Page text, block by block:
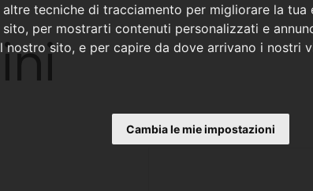
tecniche di tracciamento per migliorare la tua
per mostrarti contenuti personalizzati e
nostro sito, e per capire da dove arrivano i nostri
Cambia le mie impostazioni